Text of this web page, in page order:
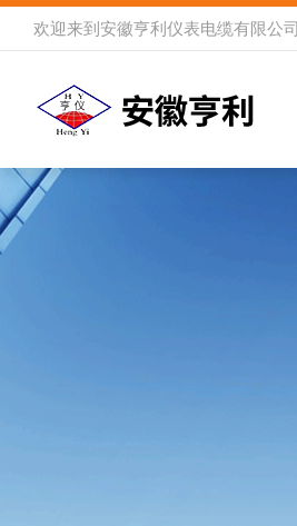
欢迎来到 安徽亨利仪表电缆有限公司